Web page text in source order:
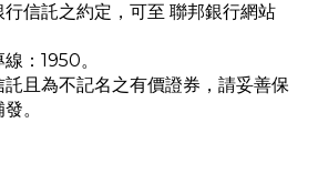
信託之約定，可至 聯邦銀行網站
：1950。
且為不記名之有價證券，請妥善保
。